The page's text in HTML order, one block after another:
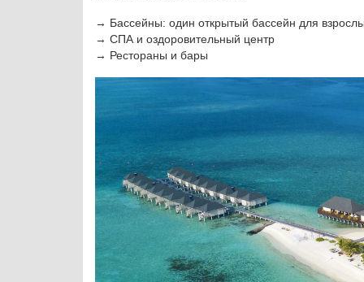
→ Бассейны: один открытый бассейн для
→ СПА и оздоровительный центр
→ Рестораны и бары